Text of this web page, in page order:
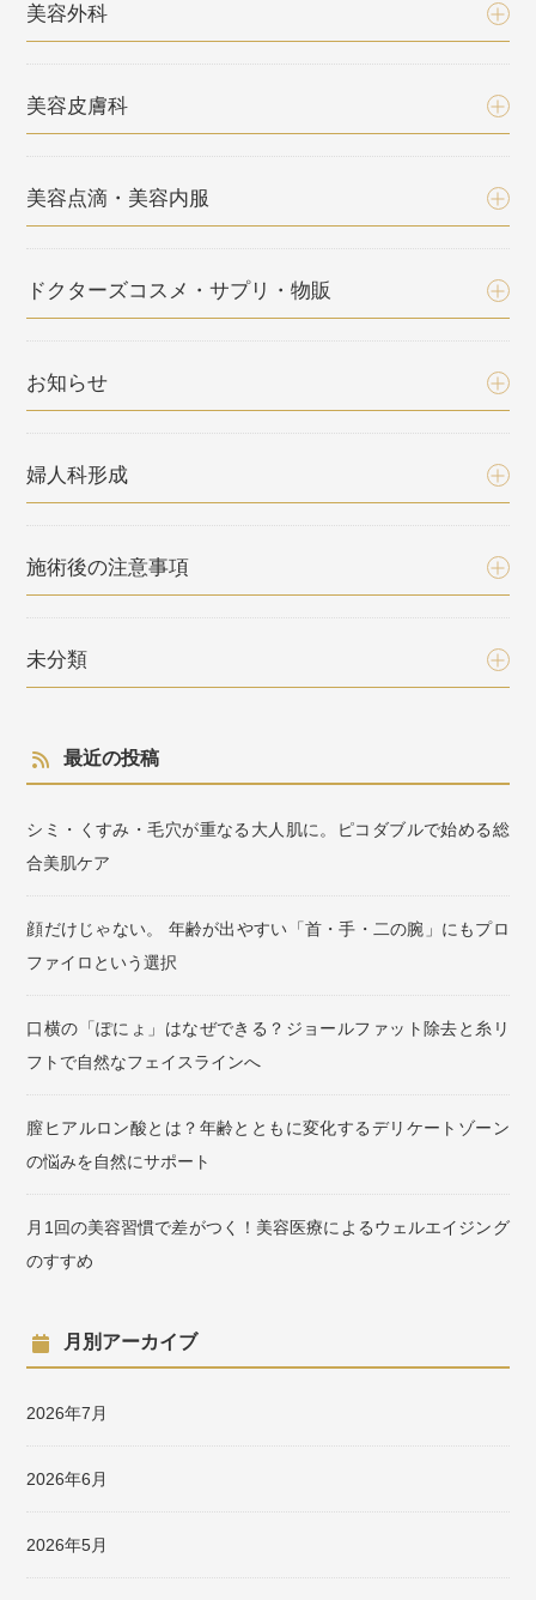
美容外科
美容皮膚科
美容点滴・美容内服
ドクターズコスメ・サプリ・物販
お知らせ
婦人科形成
施術後の注意事項
未分類
最近の投稿
シミ・くすみ・毛穴が重なる大人肌に。ピコダブルで始める総
合美肌ケア
顔だけじゃない。 年齢が出やすい「首・手・二の腕」にもプロ
ファイロという選択
口横の「ぽにょ」はなぜできる？ジョールファット除去と糸リ
フトで自然なフェイスラインへ
膣ヒアルロン酸とは？年齢とともに変化するデリケートゾーン
の悩みを自然にサポート
月1回の美容習慣で差がつく！美容医療によるウェルエイジング
のすすめ
月別アーカイブ
2026年7月
2026年6月
2026年5月